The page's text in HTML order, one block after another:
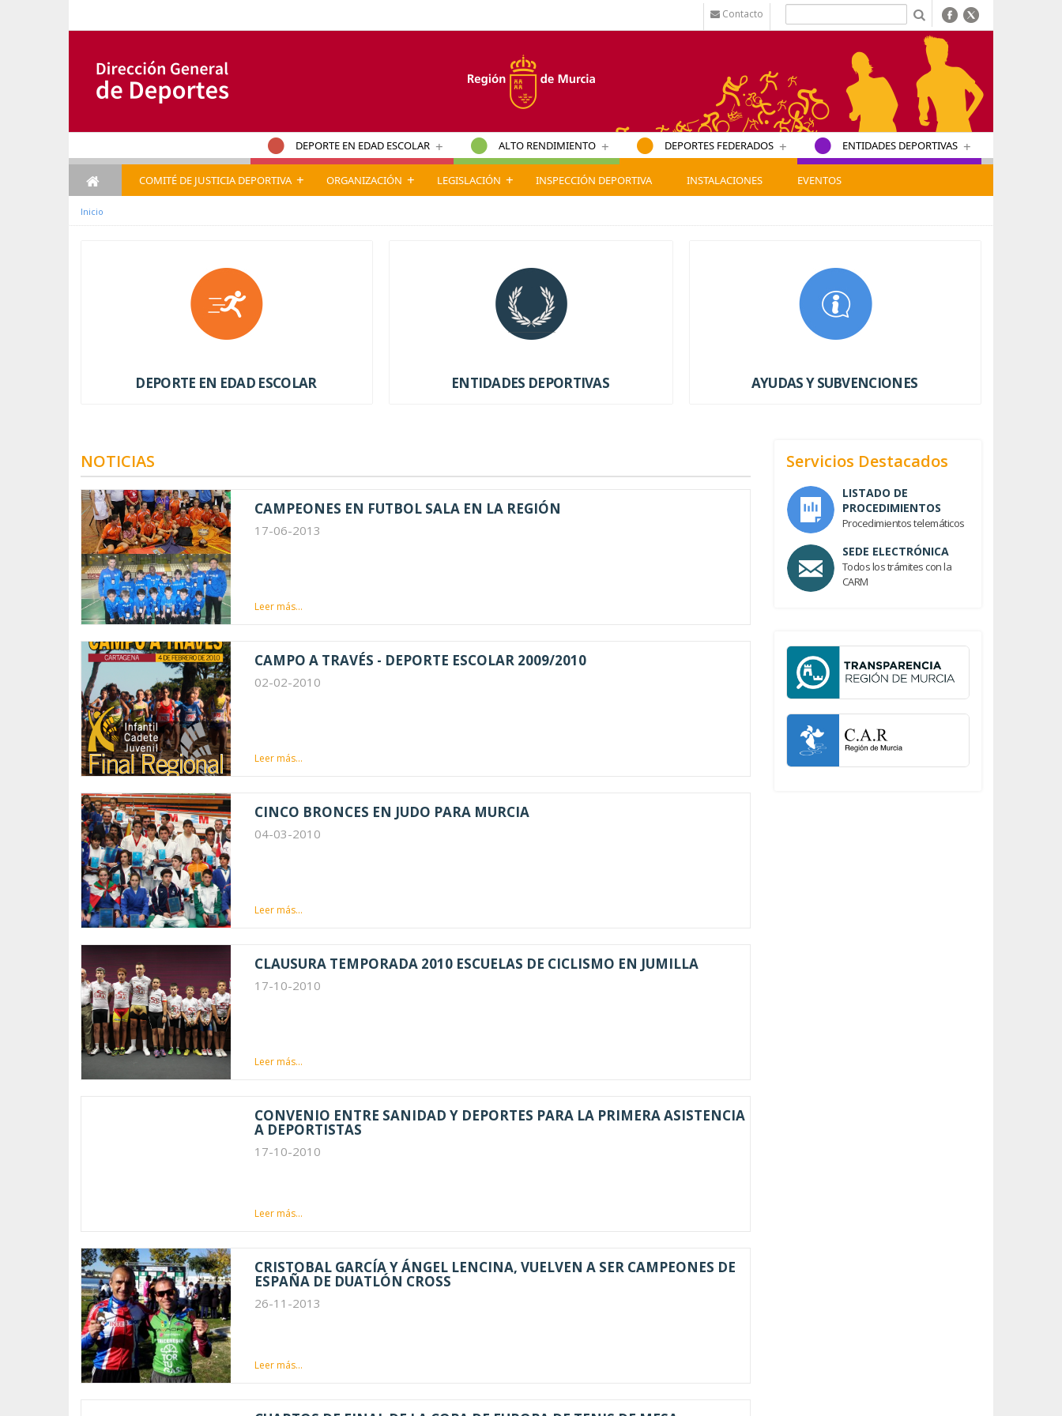
Contacto
DEPORTE EN EDAD ESCOLAR + ALTO RENDIMIENTO + DEPORTES FEDERADOS + ENTIDADES DEPORTIVAS +
COMITÉ DE JUSTICIA DEPORTIVA + ORGANIZACIÓN + LEGISLACIÓN + INSPECCIÓN DEPORTIVA INSTALACIONES EVENTOS
Inicio
DEPORTE EN EDAD ESCOLAR ENTIDADES DEPORTIVAS AYUDAS Y SUBVENCIONES
NOTICIAS
CAMPEONES EN FUTBOL SALA EN LA REGIÓN
17-06-2013
Leer más...
CAMPO A TRAVÉS - DEPORTE ESCOLAR 2009/2010
02-02-2010
Leer más...
CINCO BRONCES EN JUDO PARA MURCIA
04-03-2010
Leer más...
CLAUSURA TEMPORADA 2010 ESCUELAS DE CICLISMO EN JUMILLA
17-10-2010
Leer más...
CONVENIO ENTRE SANIDAD Y DEPORTES PARA LA PRIMERA ASISTENCIA
A DEPORTISTAS
17-10-2010
Leer más...
CRISTOBAL GARCÍA Y ÁNGEL LENCINA, VUELVEN A SER CAMPEONES DE
ESPAÑA DE DUATLÓN CROSS
26-11-2013
Leer más...
Servicios Destacados
LISTADO DE
PROCEDIMIENTOS
Procedimientos telemáticos
SEDE ELECTRÓNICA
Todos los trámites con la
CARM